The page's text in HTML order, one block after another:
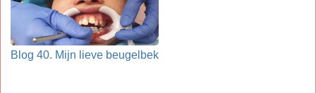
Blog 40. Mijn lieve beugelbek